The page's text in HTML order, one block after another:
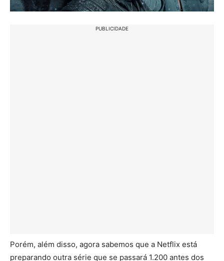
PUBLICIDADE
Porém, além disso, agora sabemos que a Netflix está
preparando outra série que se passará 1.200 antes dos